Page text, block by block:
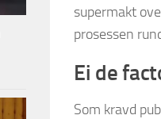
supermakt
prosessen
Ei de
Som kravd